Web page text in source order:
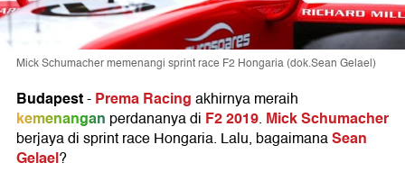
Mick Schumacher memenangi sprint race F2 Hongaria (dok.Sean Gelael)
Budapest-Prema Racingakhirnya meraih
kemenangan perdananya di F2 2019. Mick Schumacher
berjaya di sprint race Hongaria. Lalu, bagaimanaSean
Gelael?